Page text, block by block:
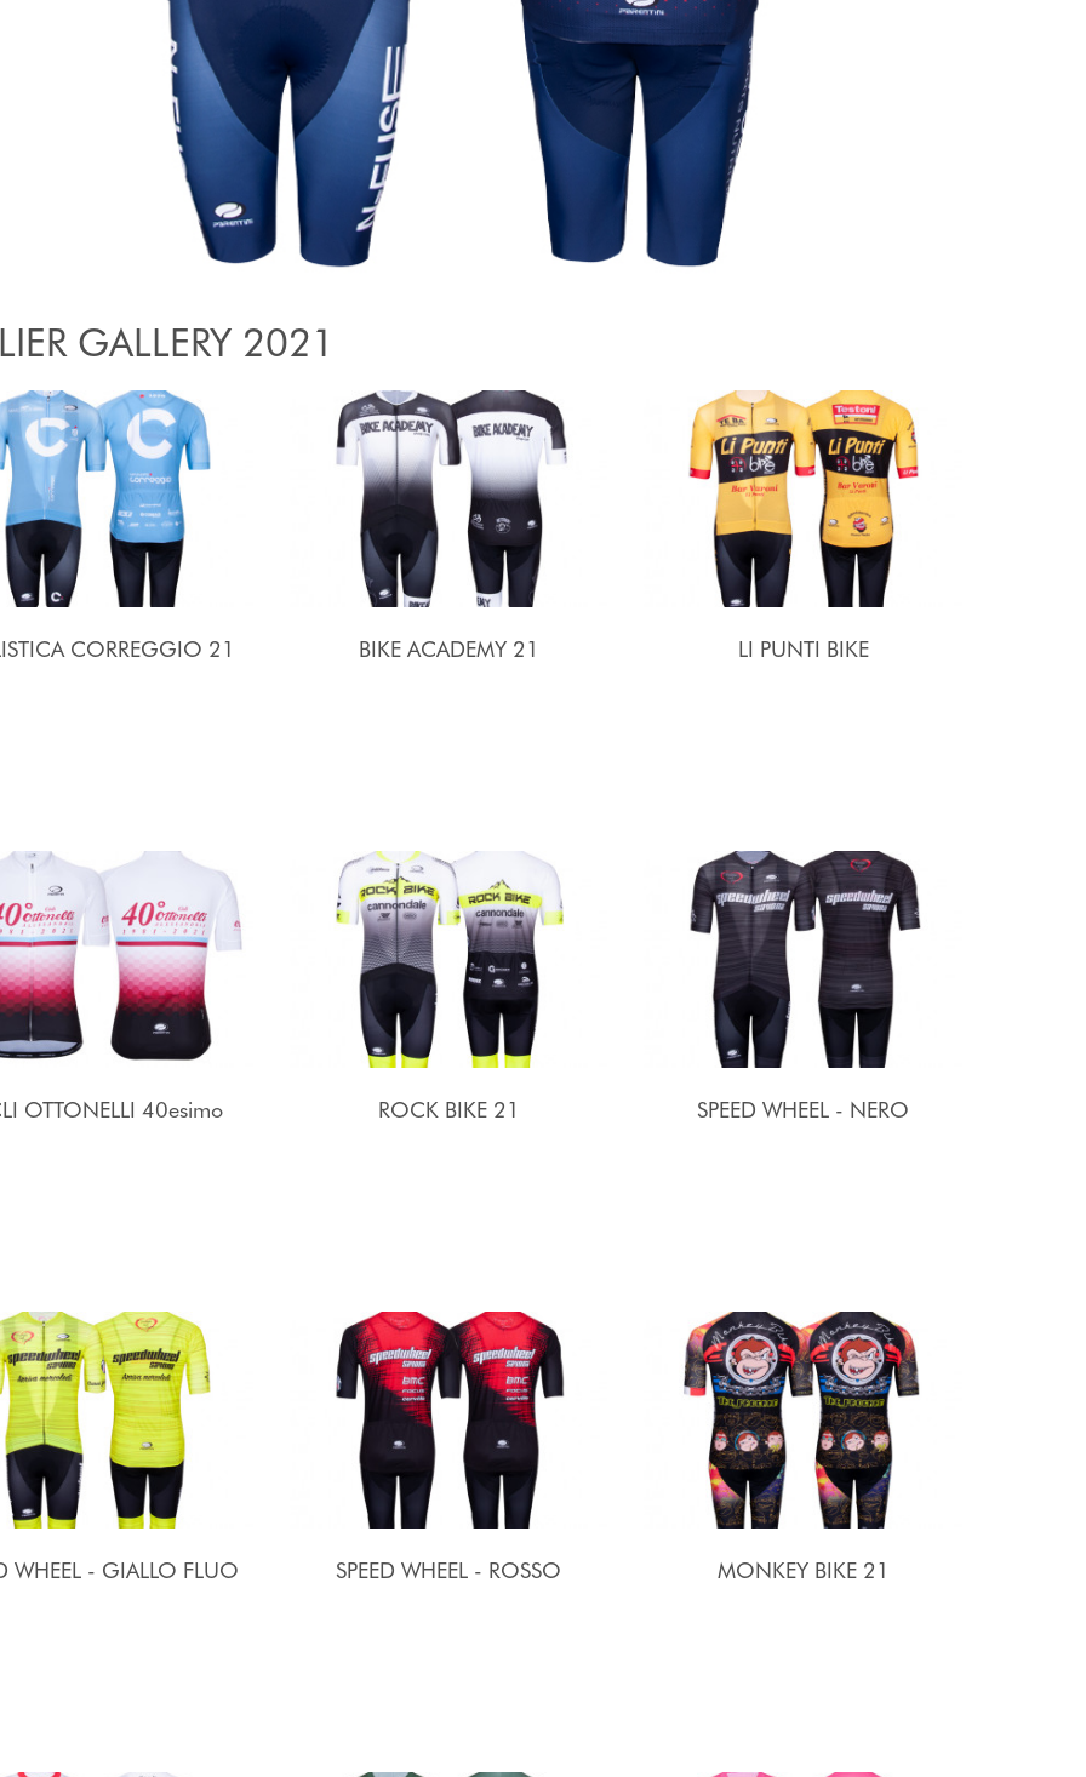
GALLERY 2021
CORREGGIO 21 BIKE ACADEMY 21 LI PUNTI BIKE
OTTONELLI 40esimo ROCK BIKE 21 SPEED WHEEL - NERO
WHEEL - GIALLO FLUO SPEED WHEEL - ROSSO MONKEY BIKE 21